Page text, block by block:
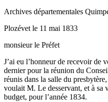
Archives départementales
Plozévet le 11 mai 1833
monsieur le Préfet
J’ai eu l’honneur de recevoir de
dernier pour la réunion du
réunis dans la salle du
voulait M. Le desservant, et à sa
budget, pour l’année 1834.